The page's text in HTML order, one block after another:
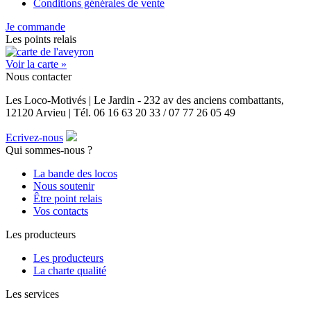
Conditions générales de vente
Je commande
Les points relais
Voir la carte »
Nous contacter
Les Loco-Motivés | Le Jardin - 232 av des anciens combattants,
12120 Arvieu | Tél. 06 16 63 20 33 / 07 77 26 05 49
Ecrivez-nous
Qui sommes-nous ?
La bande des locos
Nous soutenir
Être point relais
Vos contacts
Les producteurs
Les producteurs
La charte qualité
Les services